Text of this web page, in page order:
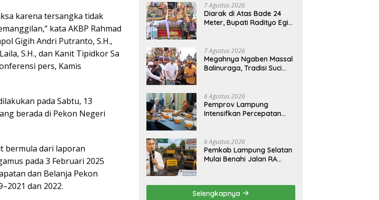
karena tersangka tidak
kata AKBP Rahmad
Gigih Andri Putranto, S.H.,
S.H., dan Kanit Tipidkor Sa
pers, Kamis
pada Sabtu, 13
berada di Pekon Negeri
bermula dari laporan
pada 3 Februari 2025
dan Belanja Pekon
dan 2022.
7 Agustus 2026
Diarak di Atas Bade 24
Meter, Bupati Radityo Egi
‘Penglipuran’ Kedua pada
2027
7 Agustus 2026
Megahnya Ngaben Massal
Balinuraga, Tradisi Suci
dan Merekatkan Ikatan
Keluarga
6 Agustus 2026
Pemprov Lampung
Intensifkan Percepatan
Tanggamus
6 Agustus 2026
Pemkab Lampung Selatan
Mulai Benahi Jalan RA
Demi Keselamatan
Pengguna Jalan
Selengkapnya